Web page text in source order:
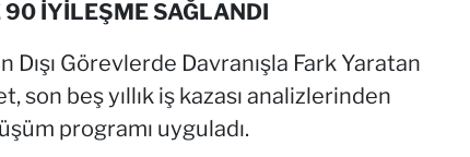
İYİLEŞME SAĞLANDI
Görevlerde Davranışla Fark Yaratan
son beş yıllık iş kazası analizlerinden
programı uyguladı.